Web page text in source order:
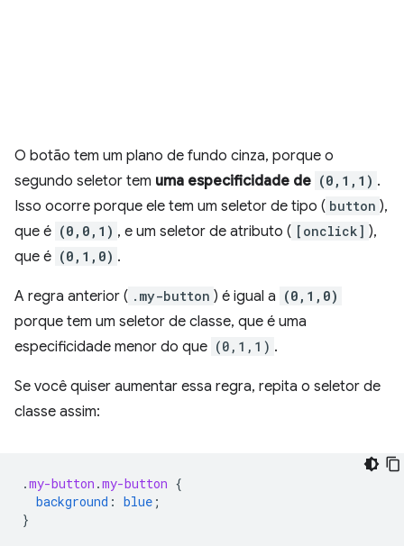
O botão tem um plano de fundo cinza, porque o
segundo seletor tem uma especificidade de (0,1,1) .
Isso ocorre porque ele tem um seletor de tipo ( button ),
que é (0,0,1) , e um seletor de atributo ( [onclick] ),
que é (0,1,0) .
A regra anterior ( .my-button ) é igual a (0,1,0)
porque tem um seletor de classe, que é uma
especificidade menor do que (0,1,1) .
Se você quiser aumentar essa regra, repita o seletor de
classe assim:
.my-button .my-button {
background : blue ;
}